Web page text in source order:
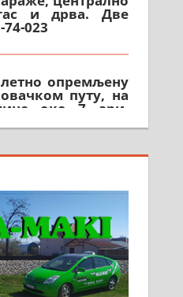
опремљену
око 7 ари.
102-35-25
нова,
у Алексинцу.
064/21-63-584
ОГЛАСИ